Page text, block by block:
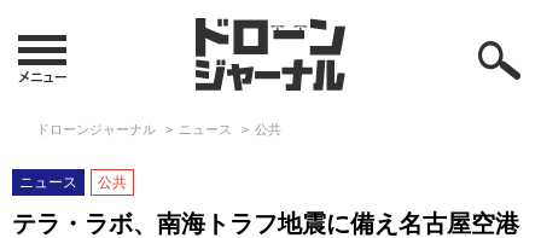
ドローンジャーナル ニュース 公共
ニュース 公共
テラ・ラボ、南海トラフ地震に備え名古屋空港